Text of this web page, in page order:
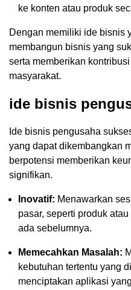
ke konten atau produk
Dengan memiliki ide bisnis
membangun bisnis yang
serta memberikan
masyarakat.
ide bisnis
Ide bisnis pengusaha
yang dapat dikembangkan
berpotensi memberikan
signifikan.
Inovatif: Menawarkan
pasar, seperti produk
ada sebelumnya.
Memecahkan Masalah:
kebutuhan tertentu yang
menciptakan aplikasi